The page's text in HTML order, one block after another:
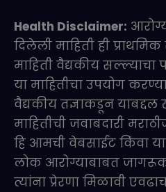
Health Disclaimer:
दिलेली माहिती ही
माहिती वैद्यकीय सल्ल्याचा
या माहितीचा उपयोग
वैद्यकीय तज्ञाकडून याबद्दल
माहितीची जवाबदारी
हि आमची वेबसाईट किंवा
लोक आरोग्याबाबत
त्यांना प्रेरणा मिळावी